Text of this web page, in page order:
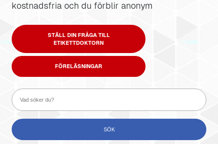
kostnadsfria och du förblir anonym
STÄLL DIN FRÅGA TILL
ETIKETTDOKTORN
FÖRELÄSNINGAR